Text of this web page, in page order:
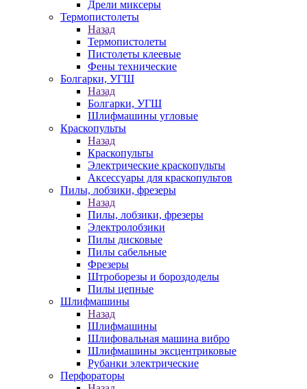
Дрели миксеры
Термопистолеты
Назад
Термопистолеты
Пистолеты клеевые
Фены технические
Болгарки, УГШ
Назад
Болгарки, УГШ
Шлифмашины угловые
Краскопульты
Назад
Краскопульты
Электрические краскопульты
Аксессуары для краскопультов
Пилы, лобзики, фрезеры
Назад
Пилы, лобзики, фрезеры
Электролобзики
Пилы дисковые
Пилы сабельные
Фрезеры
Штроборезы и бороздоделы
Пилы цепные
Шлифмашины
Назад
Шлифмашины
Шлифовальная машина вибро
Шлифмашины эксцентриковые
Рубанки электрические
Перфораторы